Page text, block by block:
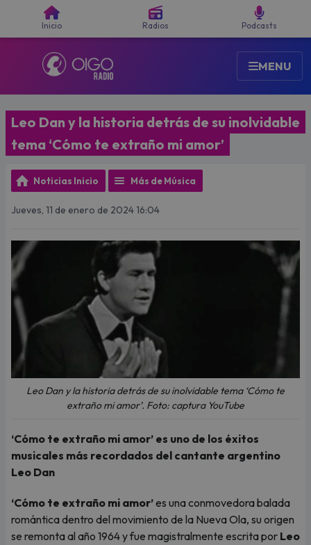
Inicio Radios Podcasts
MENU
Leo Dan y la historia detrás de su inolvidable
tema ‘Cómo te extraño mi amor’
Noticias Inicio Más de Música
Jueves, 11 de enero de 2024 16:04
Leo Dan y la historia detrás de su inolvidable tema ‘Cómo te
extraño mi amor’. Foto: captura YouTube
‘Cómo te extraño mi amor’ es uno de los éxitos
musicales más recordados del cantante argentino
Leo Dan
‘Cómo te extraño mi amor’es una conmovedora balada
romántica dentro del movimiento de la Nueva Ola, su origen
se remonta al año 1964 y fue magistralmente escrita por Leo